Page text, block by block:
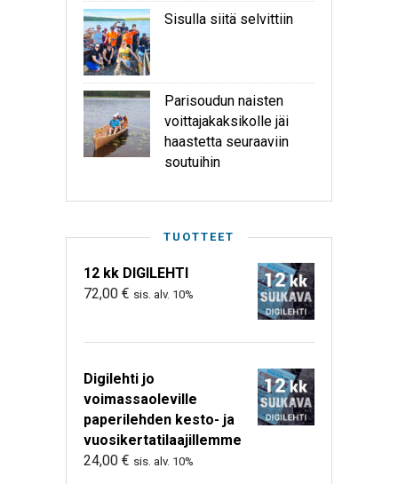
Sisulla siitä selvittiin
Parisoudun naisten
voittajakaksikolle jäi
haastetta seuraaviin
soutuihin
TUOTTEET
12 kk DIGILEHTI
72,00 € sis. alv. 10%
Digilehti jo
voimassaoleville
paperilehden kesto- ja
vuosikertatilaajillemme
24,00 € sis. alv. 10%